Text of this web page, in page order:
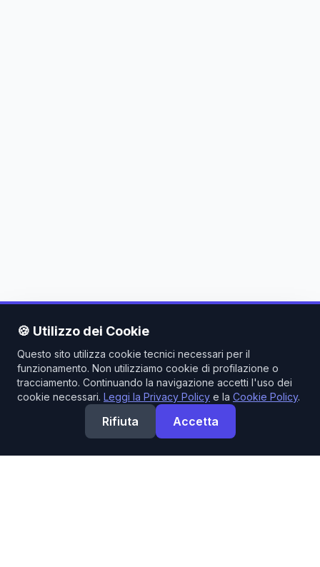
🍪 Utilizzo dei Cookie
Questo sito utilizza cookie tecnici necessari per il
funzionamento. Non utilizziamo cookie di profilazione o
tracciamento. Continuando la navigazione accetti l'uso dei
cookie necessari. Leggi la Privacy Policy e la Cookie Policy.
Rifiuta Accetta